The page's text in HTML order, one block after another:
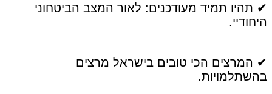
✔ תהיו תמיד מעודכנים: לאור המצב הביטחוני
היחודיי.
✔ המרצים הכי טובים בישראל מרצים
בהשתלמויות.